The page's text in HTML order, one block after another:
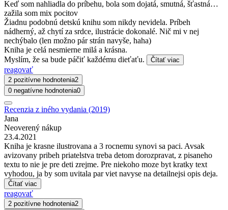
Keď som nahliadla do príbehu, bola som dojatá, smutná, šťastná…
zažila som mix pocitov
Žiadnu podobnú detskú knihu som nikdy nevidela. Príbeh
nádherný, až chytí za srdce, ilustrácie dokonalé. Nič mi v nej
nechýbalo (len možno pár strán navyše, haha)
Kniha je celá nesmierne milá a krásna.
Myslím, že sa bude páčiť každému dieťaťu.
Čítať viac
reagovať
2 pozitívne hodnotenia2
0 negatívne hodnotenia0
Recenzia z iného vydania (2019)
Jana
Neoverený nákup
23.4.2021
Kniha je krasne ilustrovana a 3 rocnemu synovi sa paci. Avsak
avizovany pribeh priatelstva treba detom dorozpravat, z pisaneho
textu to nie je pre deti zrejme. Pre niekoho moze byt kratky text
vyhodou, ja by som uvitala par viet navyse na detailnejsi opis deja.
Čítať viac
reagovať
2 pozitívne hodnotenia2